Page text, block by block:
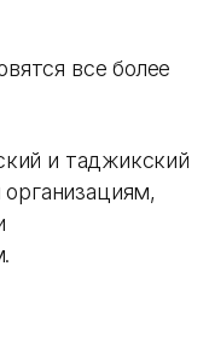
все более
и таджикский